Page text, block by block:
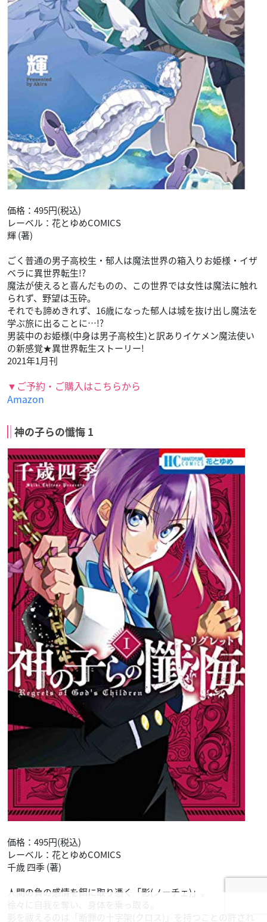
価格：495円(税込)
レーベル：花とゆめCOMICS
輝 (著)
ごく普通の男子高校生・郁人は魔法世界の箱入りお姫様・イザ
ベラに異世界転生!?
魔法が使えると喜んだものの、この世界では女性は魔法に触れ
られず、野望は玉砕。
それでも諦めきれず、16歳になった郁人は城を抜け出し魔法を
学ぶ旅に出ることに…!?
男装中のお姫様(中身は男子高校生)と訳ありイケメン魔法使い
の新感覚★異世界転生ストーリー!
2021年1月刊
▼ご予約・ご購入はこちらから
Amazon
神の子らの懺悔 1
価格：495円(税込)
レーベル：花とゆめCOMICS
千歳 四季 (著)
人間の負の感情を餌に取り憑く「影(ノーチェ)」。